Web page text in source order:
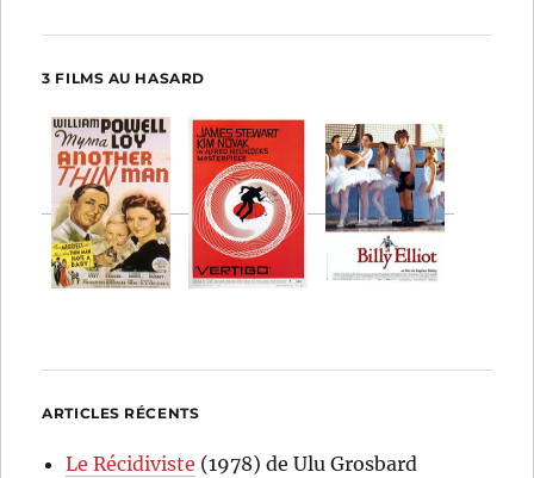
3 FILMS AU HASARD
ARTICLES RÉCENTS
Le Récidiviste (1978) de Ulu Grosbard